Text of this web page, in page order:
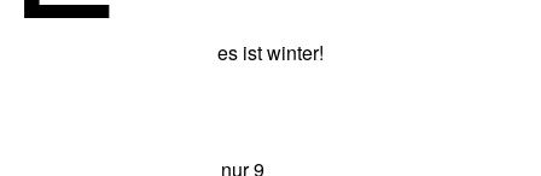
es ist winter!
nur 9